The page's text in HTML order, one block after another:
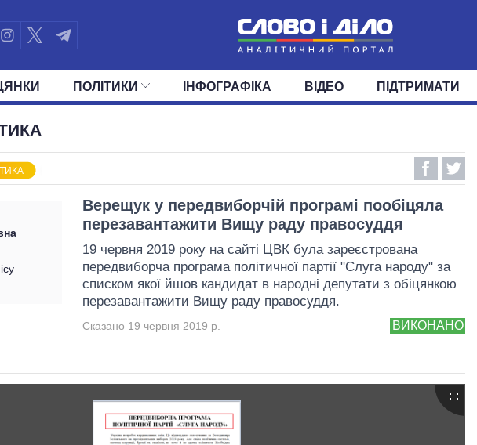
СВІТ
ПОЛIТИКИ
ОКРУГИ
ІНФОГРАФІКА ВІДЕО ПІДТРИМАТИ
Верещук у передвиборчій програмі пообіцяла
перезавантажити Вищу раду правосуддя
19 червня 2019 року на сайті ЦВК була зареєстрована
передвиборча програма політичної партії "Слуга народу" за
списком якої йшов кандидат в народні депутати з обіцянкою
перезавантажити Вищу раду правосуддя.
ВИКОНАНО
Сказано 19 червня 2019 р.